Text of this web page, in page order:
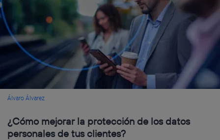
Álvaro Álvarez
¿Cómo mejorar la protección de los datos
personales de tus clientes?